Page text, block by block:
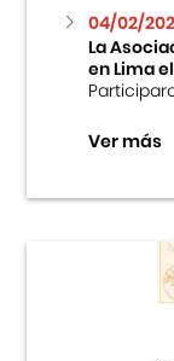
04/02/
La
en Lima
Ver más